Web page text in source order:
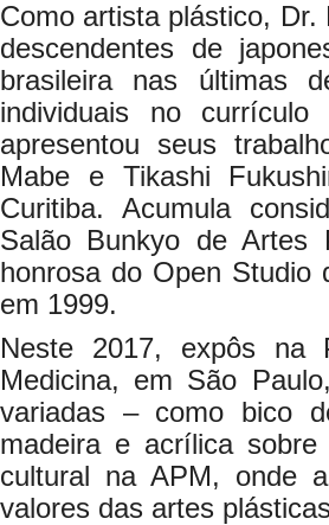
Como artista plástico,
descendentes de
brasileira nas últimas
individuais no
apresentou seus
Mabe e Tikashi
Curitiba. Acumula
Salão Bunkyo de Artes
honrosa do Open Studio
em 1999.
Neste 2017, expôs na
Medicina, em São
variadas – como bico
madeira e acrílica
cultural na APM, onde
valores das artes